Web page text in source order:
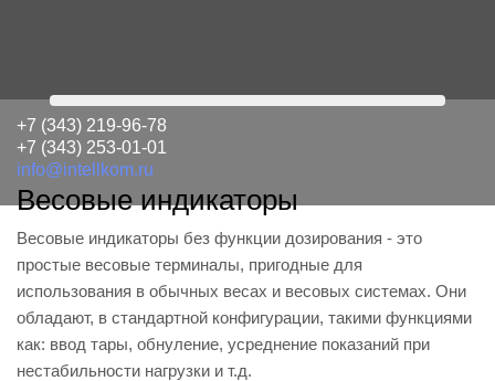
+7 (343) 219-96-78
+7 (343) 253-01-01
info@intellkom.ru
Весовые индикаторы
Весовые индикаторы без функции дозирования - это
простые весовые терминалы, пригодные для
использования в обычных весах и весовых системах. Они
обладают, в стандартной конфигурации, такими функциями
как: ввод тары, обнуление, усреднение показаний при
нестабильности нагрузки и т.д.